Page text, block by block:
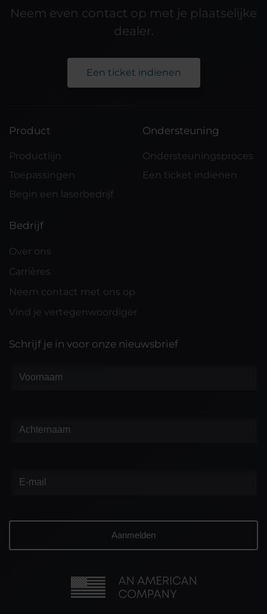
Neem even contact op met je plaatselijke
dealer.
Een ticket indienen
Product
Productlijn
Toepassingen
Begin een laserbedrijf
Ondersteuning
Ondersteuningsproces
Een ticket indienen
Bedrijf
Over ons
Carrières
Neem contact met ons op
Vind je vertegenwoordiger
Schrijf je in voor onze nieuwsbrief